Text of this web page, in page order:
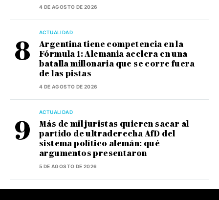
4 DE AGOSTO DE 2026
ACTUALIDAD
Argentina tiene competencia en la
Fórmula 1: Alemania acelera en una
batalla millonaria que se corre fuera
de las pistas
4 DE AGOSTO DE 2026
ACTUALIDAD
Más de mil juristas quieren sacar al
partido de ultraderecha AfD del
sistema político alemán: qué
argumentos presentaron
5 DE AGOSTO DE 2026